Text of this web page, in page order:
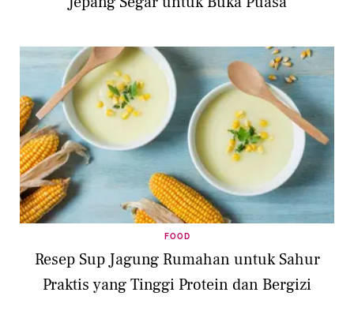
FOOD
Resep Sup Jagung Rumahan untuk Sahur
Praktis yang Tinggi Protein dan Bergizi